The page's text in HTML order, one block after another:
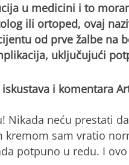
u medicini i to
ili ortoped, ovaj
od prve žalbe na
uključujući
i komentara
Nikada neću prestati
kremom sam vratio
potpuno u redu. I